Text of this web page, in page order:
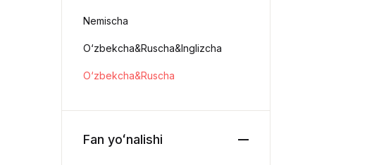
Nemischa
O‘zbekcha&Ruscha&Inglizcha
O‘zbekcha&Ruscha
Fan yoʻnalishi